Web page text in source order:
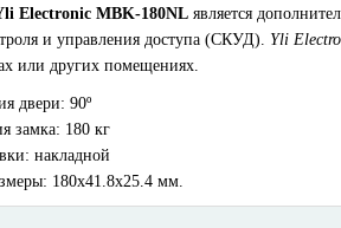
Electronic MBK-180NL является
и управления доступа (СКУД). Yli
или других помещениях.
двери: 90º
замка: 180 кг
накладной
180x41.8x25.4 мм.